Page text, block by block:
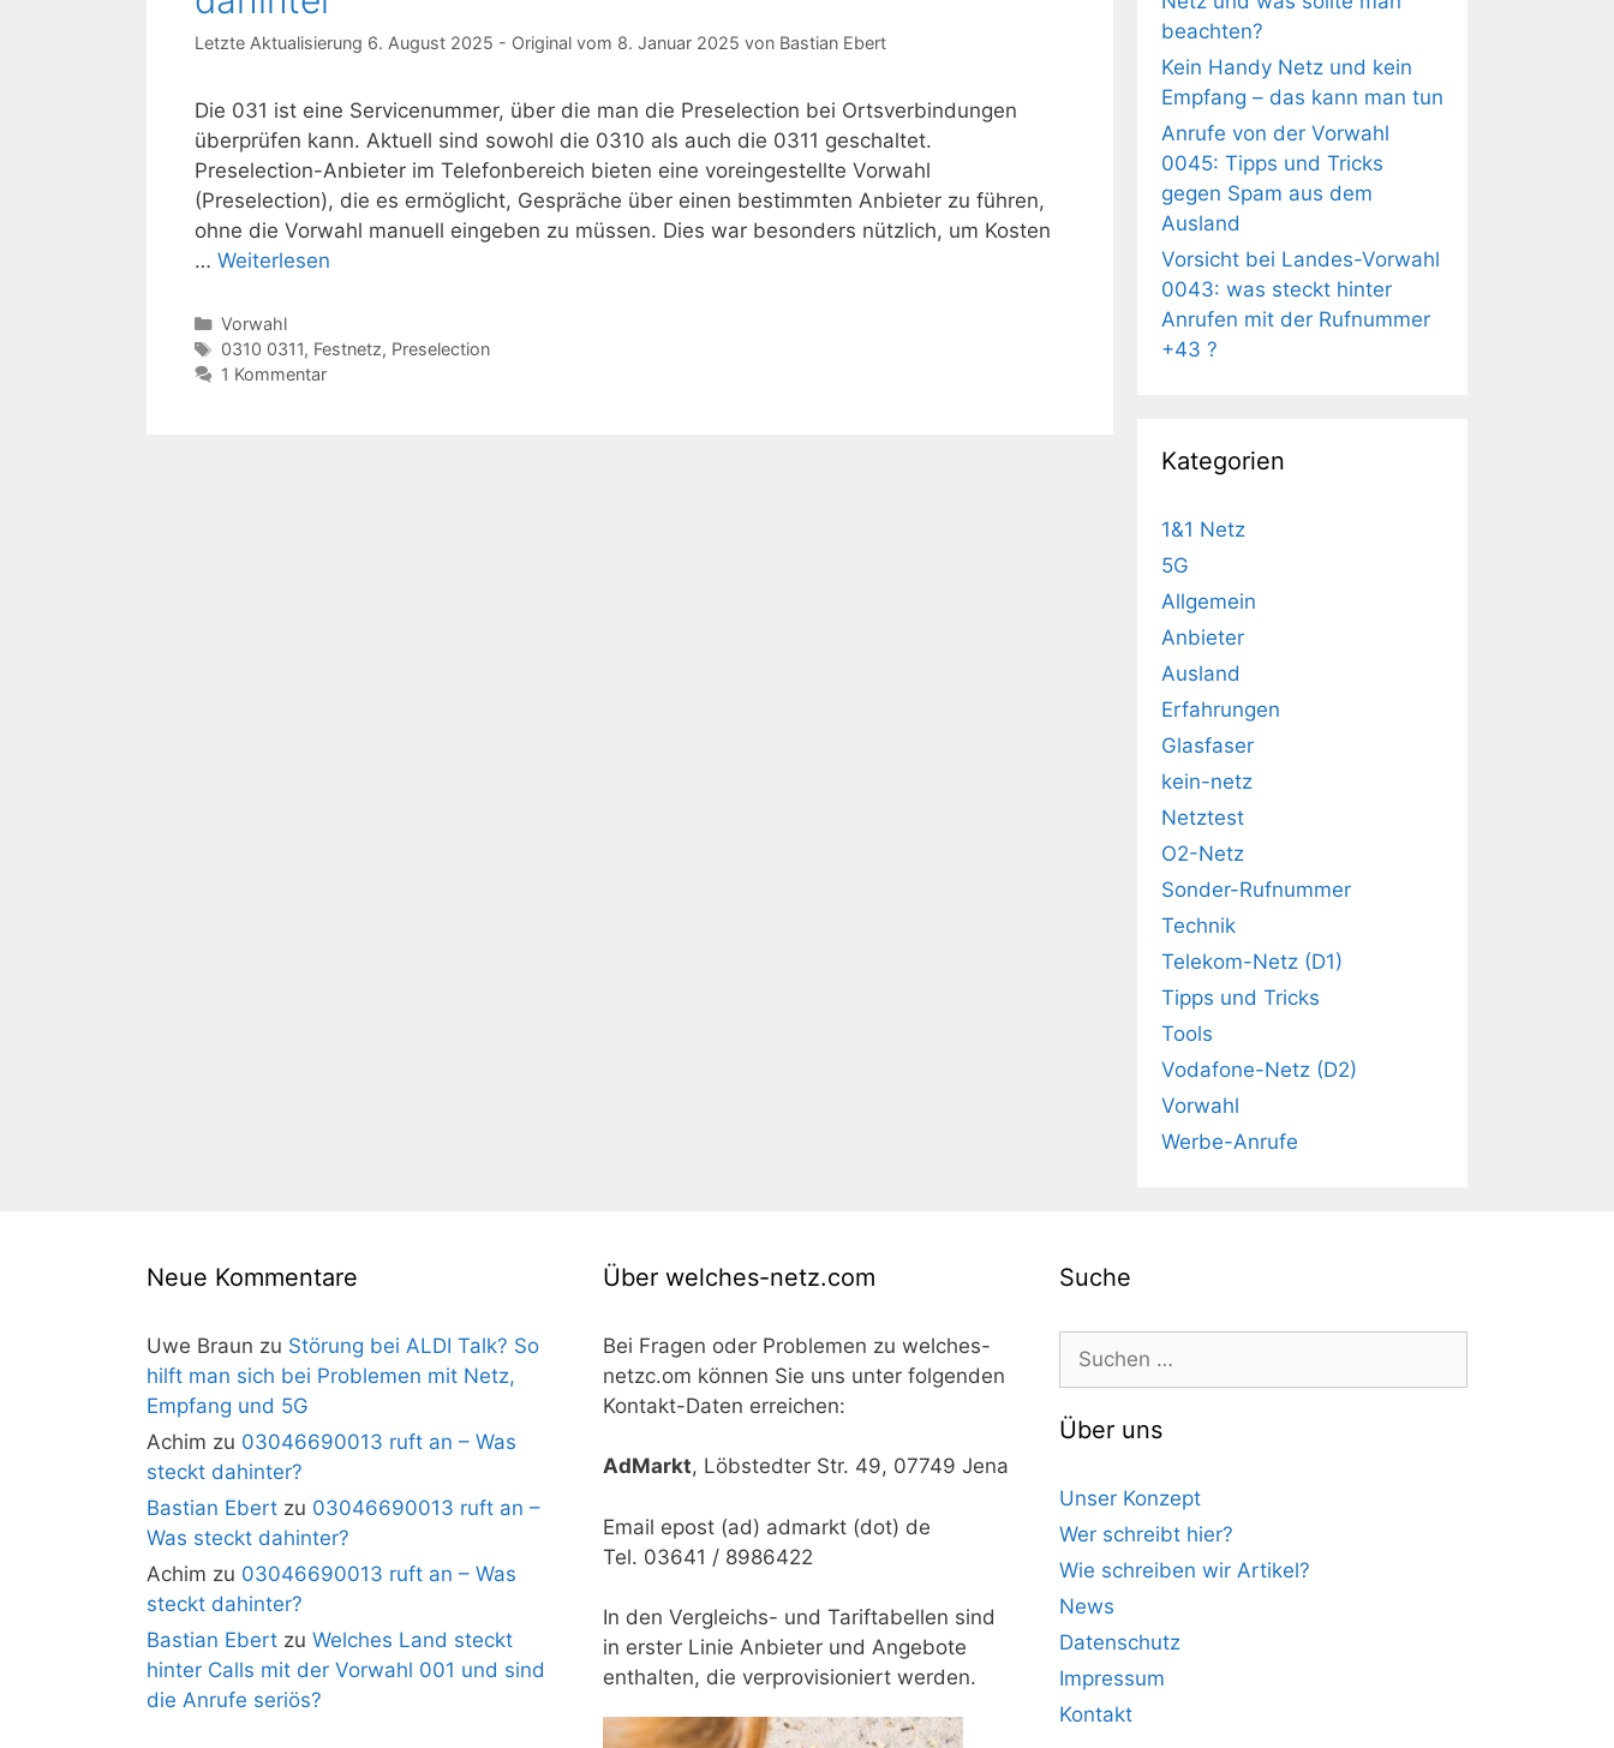
6. August 2025 8. Januar 2025 von Bastian Ebert
Die 031 ist eine Servicenummer, über die man die Preselection bei Ortsverbindungen
überprüfen kann. Aktuell sind sowohl die 0310 als auch die 0311 geschaltet.
Preselection-Anbieter im Telefonbereich bieten eine voreingestellte Vorwahl
(Preselection), die es ermöglicht, Gespräche über einen bestimmten Anbieter zu führen,
ohne die Vorwahl manuell eingeben zu müssen. Dies war besonders nützlich, um Kosten
… Weiterlesen
Kategorien
Vorwahl
Schlagwörter
0310 0311, Festnetz, Preselection
1 Kommentar
beachten?
Kein Handy Netz und kein
Empfang – das kann man tun
Anrufe von der Vorwahl
0045: Tipps und Tricks
gegen Spam aus dem
Ausland
Vorsicht bei Landes-Vorwahl
0043: was steckt hinter
Anrufen mit der Rufnummer
+43 ?
Kategorien
1&1 Netz
5G
Allgemein
Anbieter
Ausland
Erfahrungen
Glasfaser
kein-netz
Netztest
O2-Netz
Sonder-Rufnummer
Technik
Telekom-Netz (D1)
Tipps und Tricks
Tools
Vodafone-Netz (D2)
Vorwahl
Werbe-Anrufe
Neue Kommentare
Uwe Braun zu Störung bei ALDI Talk? So
hilft man sich bei Problemen mit Netz,
Empfang und 5G
Achim zu 03046690013 ruft an – Was
steckt dahinter?
Bastian Ebert zu 03046690013 ruft an –
Was steckt dahinter?
Achim zu 03046690013 ruft an – Was
steckt dahinter?
Bastian Ebert zu Welches Land steckt
hinter Calls mit der Vorwahl 001 und sind
die Anrufe seriös?
Über welches-netz.com
Bei Fragen oder Problemen zu welches-
netzc.om können Sie uns unter folgenden
Kontakt-Daten erreichen:
AdMarkt, Löbstedter Str. 49, 07749 Jena
Email epost (ad) admarkt (dot) de
Tel. 03641 / 8986422
In den Vergleichs- und Tariftabellen sind
in erster Linie Anbieter und Angebote
enthalten, die verprovisioniert werden.
Suche
nach:
Über uns
Unser Konzept
Wer schreibt hier?
Wie schreiben wir Artikel?
News
Datenschutz
Impressum
Kontakt